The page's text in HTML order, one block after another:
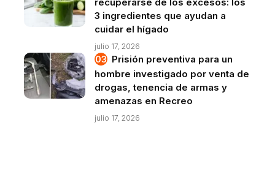
3 ingredientes que ayudan a
cuidar el hígado
julio 17, 2026
Prisión preventiva para un
hombre investigado por venta de
drogas, tenencia de armas y
amenazas en Recreo
julio 17, 2026